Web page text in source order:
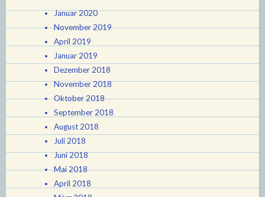
Januar 2020
November 2019
April 2019
Januar 2019
Dezember 2018
November 2018
Oktober 2018
September 2018
August 2018
Juli 2018
Juni 2018
Mai 2018
April 2018